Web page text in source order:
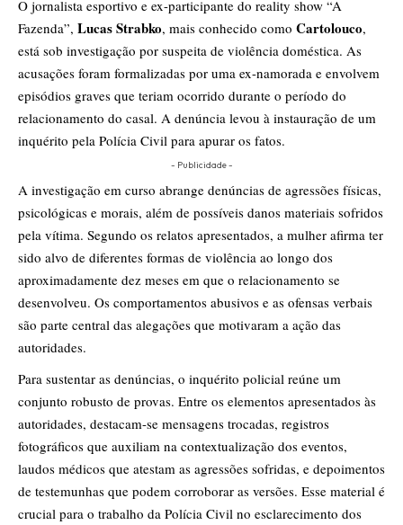
O jornalista esportivo e ex-participante do reality show “A
Fazenda”, Lucas Strabko, mais conhecido como Cartolouco,
está sob investigação por suspeita de violência doméstica. As
acusações foram formalizadas por uma ex-namorada e envolvem
episódios graves que teriam ocorrido durante o período do
relacionamento do casal. A denúncia levou à instauração de um
inquérito pela Polícia Civil para apurar os fatos.
- Publicidade -
A investigação em curso abrange denúncias de agressões físicas,
psicológicas e morais, além de possíveis danos materiais sofridos
pela vítima. Segundo os relatos apresentados, a mulher afirma ter
sido alvo de diferentes formas de violência ao longo dos
aproximadamente dez meses em que o relacionamento se
desenvolveu. Os comportamentos abusivos e as ofensas verbais
são parte central das alegações que motivaram a ação das
autoridades.
Para sustentar as denúncias, o inquérito policial reúne um
conjunto robusto de provas. Entre os elementos apresentados às
autoridades, destacam-se mensagens trocadas, registros
fotográficos que auxiliam na contextualização dos eventos,
laudos médicos que atestam as agressões sofridas, e depoimentos
de testemunhas que podem corroborar as versões. Esse material é
crucial para o trabalho da Polícia Civil no esclarecimento dos